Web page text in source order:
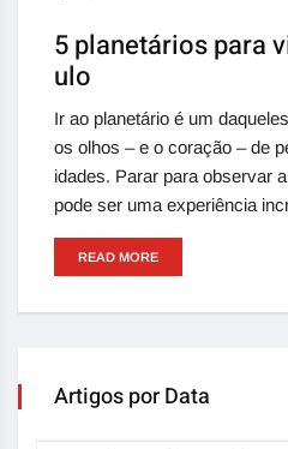
5 planetários para
ulo
Ir ao planetário é um
os olhos – e o coração – de
idades. Parar para observar
pode ser uma experiência
READ MORE
Artigos por Data